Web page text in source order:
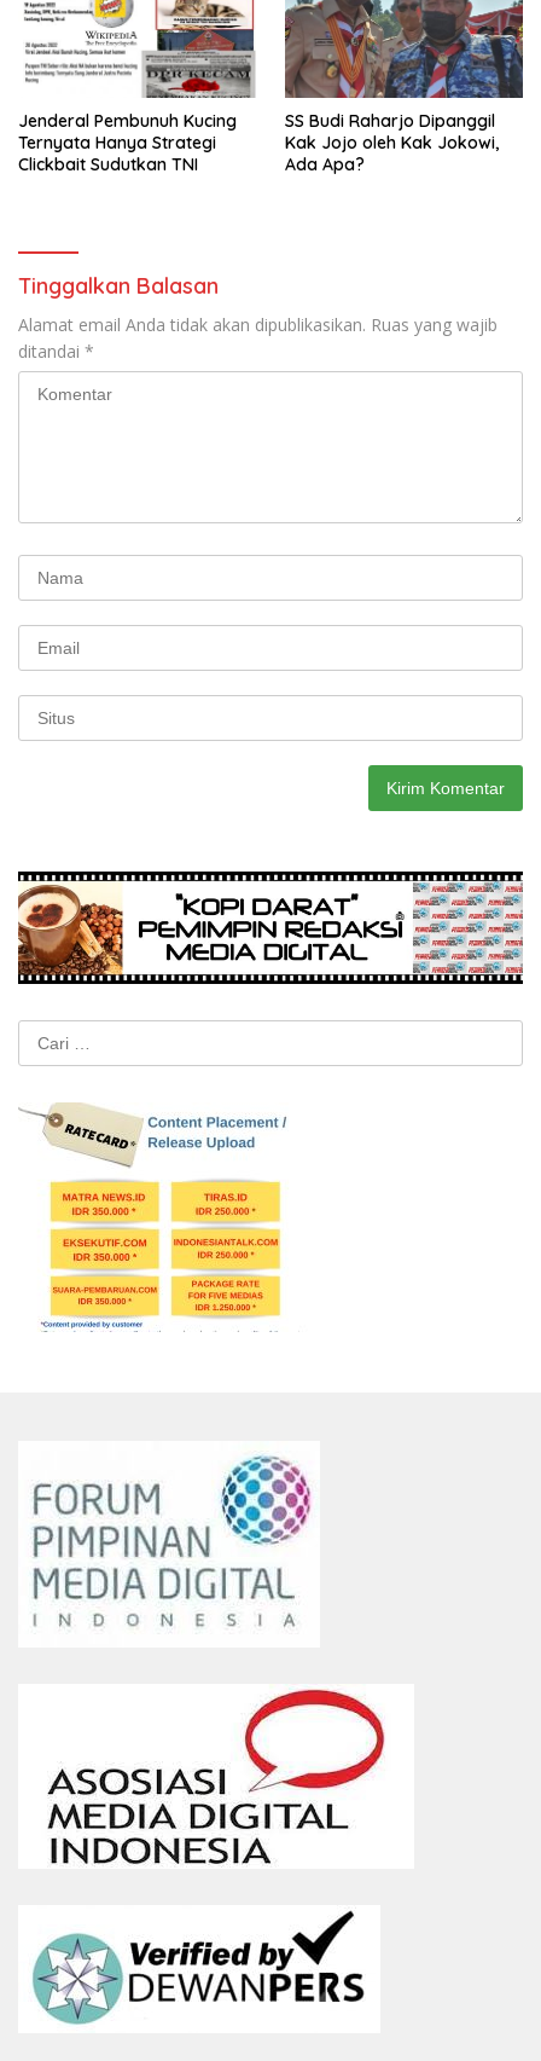
Jenderal Pembunuh Kucing
Ternyata Hanya Strategi
Clickbait Sudutkan TNI
SS Budi Raharjo Dipanggil
Kak Jojo oleh Kak Jokowi,
Ada Apa?
Tinggalkan Balasan
Alamat email Anda tidak akan dipublikasikan. Ruas yang wajib
ditandai *